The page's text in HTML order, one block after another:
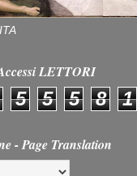
LETTORI
5 5 5 8 1
- Page Translation